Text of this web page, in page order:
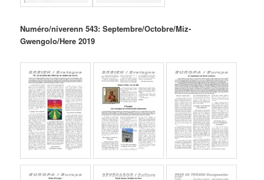
Numéro/niverenn 543: Septembre/Octobre/Miz-
Gwengolo/Here 2019